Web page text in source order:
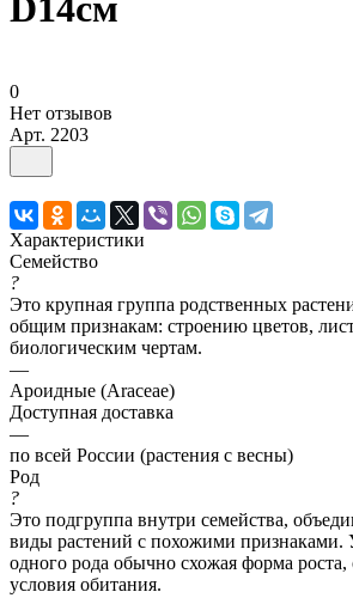
D14см
0
Нет отзывов
Арт. 2203
Характеристики
Семейство
?
Это крупная группа родственных
общим признакам: строению цветов,
биологическим чертам.
—
Ароидные (Araceae)
Доступная доставка
—
по всей России (растения с весны)
Род
?
Это подгруппа внутри семейства,
виды растений с похожими признаками.
одного рода обычно схожая форма роста,
условия обитания.